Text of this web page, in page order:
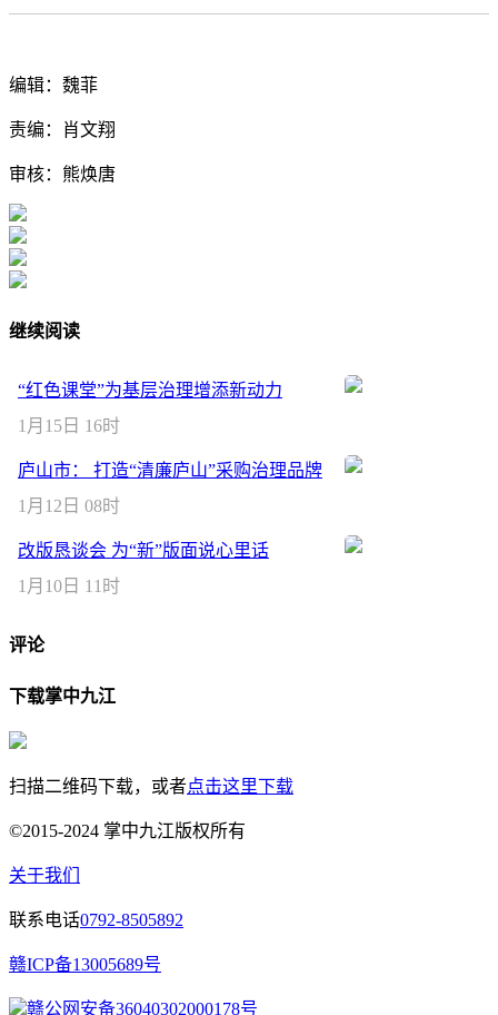
编辑：魏菲
责编：肖文翔
审核：熊焕唐
继续阅读
“红色课堂”为基层治理增添新动力
1月15日 16时
庐山市： 打造“清廉庐山”采购治理品牌
1月12日 08时
改版恳谈会 为“新”版面说心里话
1月10日 11时
评论
下载掌中九江
扫描二维码下载，或者点击这里下载
©2015-2024 掌中九江版权所有
关于我们
联系电话0792-8505892
赣ICP备13005689号
赣公网安备36040302000178号